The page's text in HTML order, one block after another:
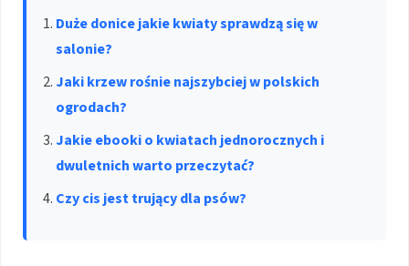
Duże donice jakie kwiaty sprawdzą się w
salonie?
Jaki krzew rośnie najszybciej w polskich
ogrodach?
Jakie ebooki o kwiatach jednorocznych i
dwuletnich warto przeczytać?
Czy cis jest trujący dla psów?